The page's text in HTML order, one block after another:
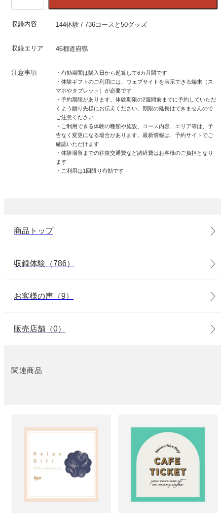
収録内容 144体験 / 736コースと50グッズ
収録エリア 46都道府県
注意事項
・有効期間は購入日から起算して6カ月間です
・体験ギフトのご利用には、ウェブサイトを表示できる端末（ス
マホやタブレット）が必要です
・予約期限があります。体験期限の2週間前までに予約していただ
くよう贈り先様にお伝えください。期限の延長はできませんので
ご注意ください
・ご利用できる体験の種類や施設、コース内容、エリア等は、予
告なく変更になる場合があります。最新情報は、予約サイトでご
確認いただけます
・体験場所までの往復交通費など諸経費はお客様のご負担となり
ます
・ご利用は1回限り有効です
商品トップ
収録体験（786）
お客様の声（9）
販売店舗（0）
関連商品